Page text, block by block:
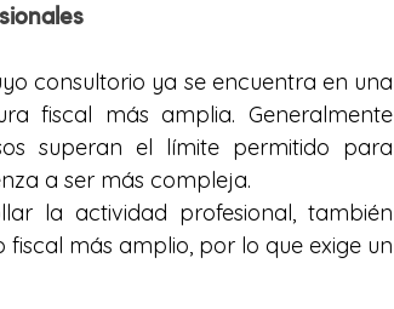
consultorio ya se encuentra en una
fiscal más amplia. Generalmente
superan el límite permitido para
a ser más compleja.
la actividad profesional, también
fiscal más amplio, por lo que exige un